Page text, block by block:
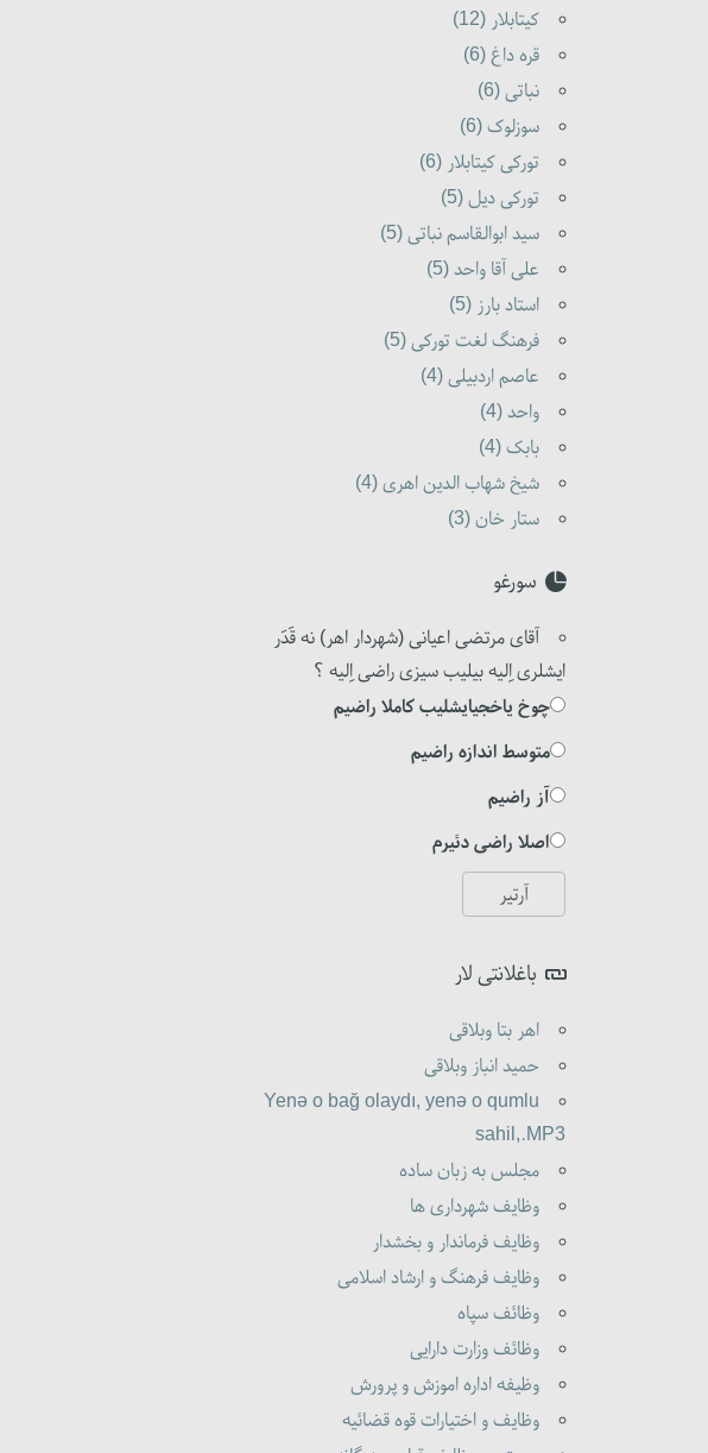
کیتابلار (12)
قره داغ (6)
نباتی (6)
سوزلوک (6)
تورکی کیتابلار (6)
تورکی دیل (5)
سید ابوالقاسم نباتی (5)
علی آقا واحد (5)
استاد بارز (5)
فرهنگ لغت تورکی (5)
عاصم اردبیلی (4)
واحد (4)
بابک (4)
شیخ شهاب الدین اهری (4)
ستار خان (3)
سورغو
آقای مرتضی اعیانی (شهردار اهر) نه قَدَر
ایشلری اِلیه بیلیب سیزی راضی اِلیه ؟
چوخ یاخجیایشلیب کاملا راضیم
متوسط اندازه راضیم
آز راضیم
اصلا راضی دئیرم
باغلانتی لار
اهر بتا وبلاقی
حمید انباز وبلاقی
Yenə o bağ olaydı, yenə o qumlu
sahil,.MP3
مجلس به زبان ساده
وظایف شهرداری ها
وظایف فرماندار و بخشدار
وظایف فرهنگ و ارشاد اسلامی
وظائف سپاه
وظائف وزارت دارایی
وظیفه اداره اموزش و پرورش
وظایف و اختیارات قوه قضائیه